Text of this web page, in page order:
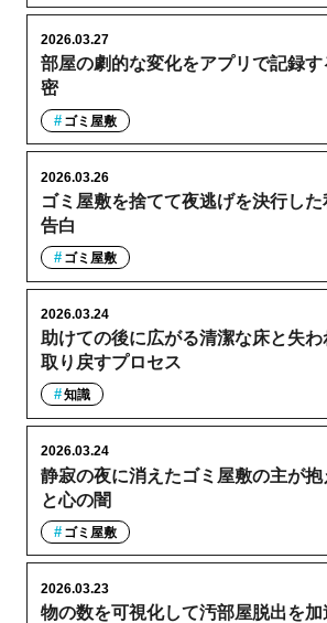
部屋の劇的な変化をアプリで記録
密
2026.03.27
ゴミ屋敷
ゴミ屋敷を捨てて夜逃げを決行し
告白
2026.03.26
ゴミ屋敷
助けての後に広がる清潔な床と失
取り戻すプロセス
2026.03.24
知識
静寂の夜に消えたゴミ屋敷の主が
と心の闇
2026.03.24
ゴミ屋敷
物の数を可視化して汚部屋脱出を
2026.03.23